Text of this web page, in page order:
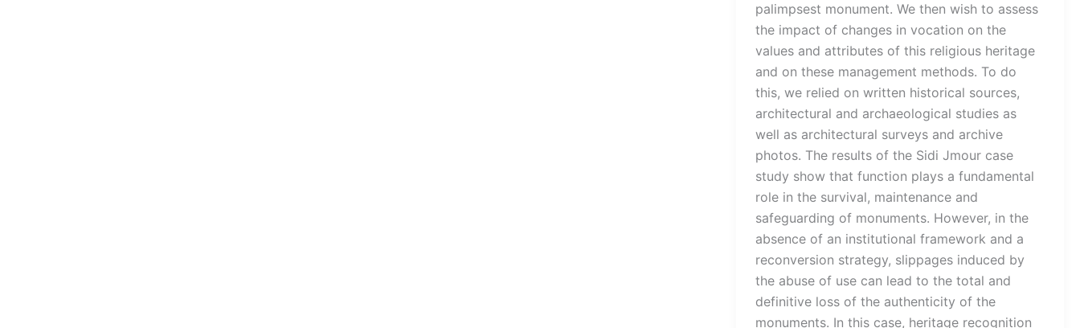
palimpsest monument. We then wish to assess
the impact of changes in vocation on the
values and attributes of this religious heritage
and on these management methods. To do
this, we relied on written historical sources,
architectural and archaeological studies as
well as architectural surveys and archive
photos. The results of the Sidi Jmour case
study show that function plays a fundamental
role in the survival, maintenance and
safeguarding of monuments. However, in the
absence of an institutional framework and a
reconversion strategy, slippages induced by
the abuse of use can lead to the total and
definitive loss of the authenticity of the
monuments. In this case, heritage recognition